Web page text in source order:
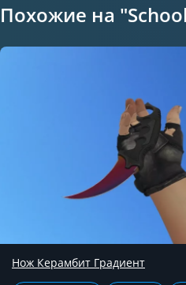
Похожие на
Нож Керамбит Градиент